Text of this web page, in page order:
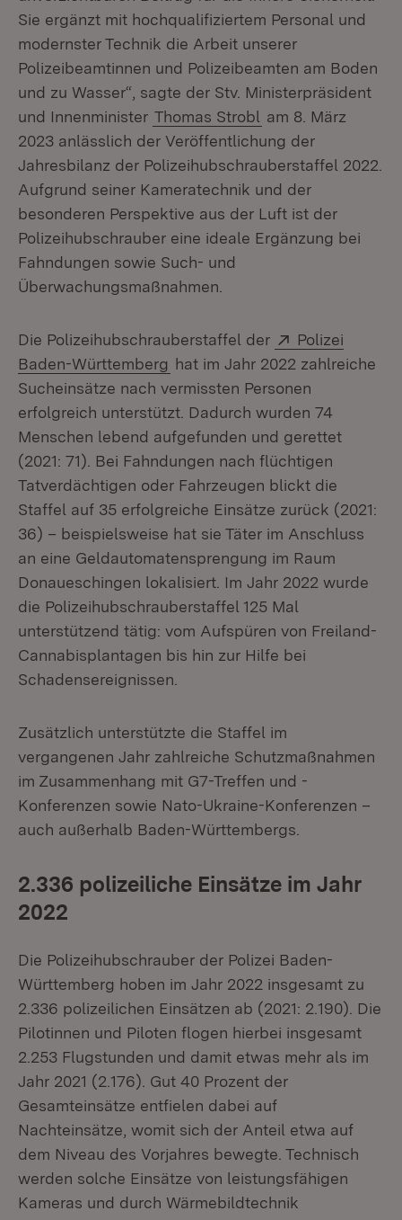
Sie ergänzt mit hochqualifiziertem Personal und
modernster Technik die Arbeit unserer
Polizeibeamtinnen und Polizeibeamten am Boden
und zu Wasser“, sagte der Stv. Ministerpräsident
und Innenminister Thomas Strobl am 8. März
2023 anlässlich der Veröffentlichung der
Jahresbilanz der Polizeihubschrauberstaffel 2022.
Aufgrund seiner Kameratechnik und der
besonderen Perspektive aus der Luft ist der
Polizeihubschrauber eine ideale Ergänzung bei
Fahndungen sowie Such- und
Überwachungsmaßnahmen.
Die Polizeihubschrauberstaffel der Extern:
Polizei
Baden-Württemberg (Öffnet in neuem Fenster)
hat im Jahr 2022 zahlreiche
Sucheinsätze nach vermissten Personen
erfolgreich unterstützt. Dadurch wurden 74
Menschen lebend aufgefunden und gerettet
(2021: 71). Bei Fahndungen nach flüchtigen
Tatverdächtigen oder Fahrzeugen blickt die
Staffel auf 35 erfolgreiche Einsätze zurück (2021:
36) – beispielsweise hat sie Täter im Anschluss
an eine Geldautomatensprengung im Raum
Donaueschingen lokalisiert. Im Jahr 2022 wurde
die Polizeihubschrauberstaffel 125 Mal
unterstützend tätig: vom Aufspüren von Freiland-
Cannabisplantagen bis hin zur Hilfe bei
Schadensereignissen.
Zusätzlich unterstützte die Staffel im
vergangenen Jahr zahlreiche Schutzmaßnahmen
im Zusammenhang mit G7-Treffen und -
Konferenzen sowie Nato-Ukraine-Konferenzen –
auch außerhalb Baden-Württembergs.
2.336 polizeiliche Einsätze im Jahr
2022
Die Polizeihubschrauber der Polizei Baden-
Württemberg hoben im Jahr 2022 insgesamt zu
2.336 polizeilichen Einsätzen ab (2021: 2.190). Die
Pilotinnen und Piloten flogen hierbei insgesamt
2.253 Flugstunden und damit etwas mehr als im
Jahr 2021 (2.176). Gut 40 Prozent der
Gesamteinsätze entfielen dabei auf
Nachteinsätze, womit sich der Anteil etwa auf
dem Niveau des Vorjahres bewegte. Technisch
werden solche Einsätze von leistungsfähigen
Kameras und durch Wärmebildtechnik